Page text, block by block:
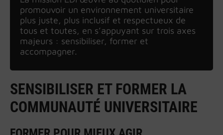
promouvoir un environnement universitaire
plus juste, plus inclusif et respectueux de
tous et toutes, en s’appuyant sur trois axes
majeurs : sensibiliser, former et
accompagner.
SENSIBILISER ET FORMER LA
COMMUNAUTÉ UNIVERSITAIRE